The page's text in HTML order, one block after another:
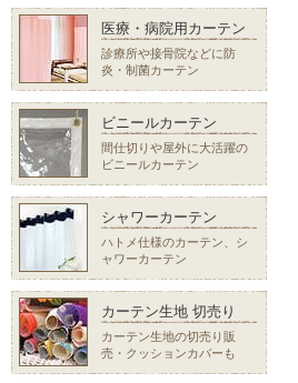
医療・病院用カーテン
診療所や接骨院などに防
炎・制菌カーテン
ビニールカーテン
間仕切りや屋外に大活躍の
ビニールカーテン
シャワーカーテン
ハトメ仕様のカーテン、シ
ャワーカーテン
カーテン生地 切売り
カーテン生地の切売り販
売・クッションカバーも